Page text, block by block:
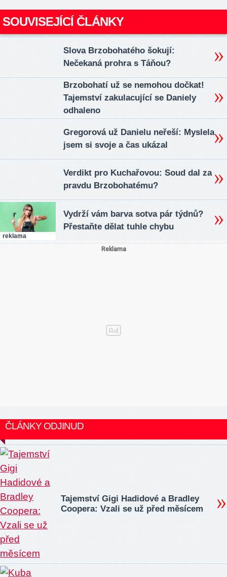
SOUVISEJÍCÍ ČLÁNKY
Slova Brzobohatého šokují:
Nečekaná prohra s Táňou?
Brzobohatí už se nemohou dočkat!
Tajemství zakulacující se Daniely
odhaleno
Gregorová už Danielu neřeší: Myslela
jsem si svoje a čas ukázal
Verdikt pro Kuchařovou: Soud dal za
pravdu Brzobohatému?
reklama
Vydrží vám barva sotva pár týdnů?
Přestaňte dělat tuhle chybu
ČLÁNKY ODJINUD
Tajemství Gigi Hadidové a Bradley
Coopera: Vzali se už před měsícem